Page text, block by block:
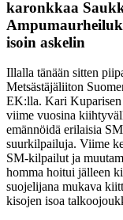
karonkkaa
isoin askelin
Illalla tänään sitten
Metsästäjäliiton
EK:lla. Kari
viime vuosina
emännöidä erilaisia
suurkilpailuja. Viime
SM-kilpailut ja
homma hoitui jälleen
suojelijana mukava
kisojen isoa